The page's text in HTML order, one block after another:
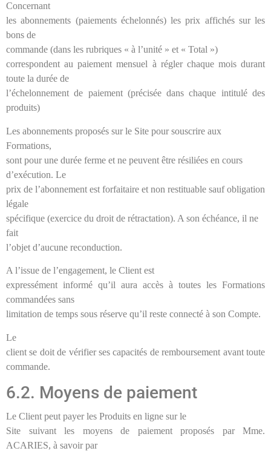
Concernant
les abonnements (paiements échelonnés) les prix affichés sur les
bons de
commande (dans les rubriques « à l’unité » et « Total »)
correspondent au paiement mensuel à régler chaque mois durant
toute la durée de
l’échelonnement de paiement (précisée dans chaque intitulé des
produits)
Les abonnements proposés sur le Site pour souscrire aux
Formations,
sont pour une durée ferme et ne peuvent être résiliées en cours
d’exécution. Le
prix de l’abonnement est forfaitaire et non restituable sauf obligation
légale
spécifique (exercice du droit de rétractation). A son échéance, il ne
fait
l’objet d’aucune reconduction.
A l’issue de l’engagement, le Client est
expressément informé qu’il aura accès à toutes les Formations
commandées sans
limitation de temps sous réserve qu’il reste connecté à son Compte.
Le
client se doit de vérifier ses capacités de remboursement avant toute
commande.
6.2. Moyens de paiement
Le Client peut payer les Produits en ligne sur le
Site suivant les moyens de paiement proposés par Mme.
ACARIES, à savoir par